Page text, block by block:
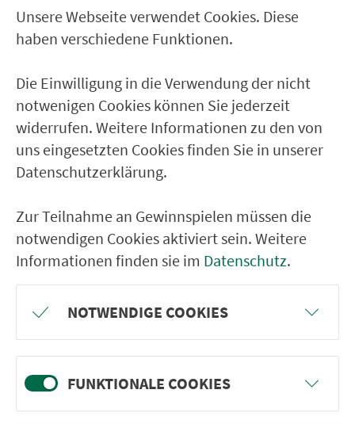
VGN-SOMMER 2026
Mach mit und gewinne einen von 1.000
Team-Plätzen für eine Abenteuer-Rallye!
weiter
Unsere Webseite verwendet Cookies. Diese
haben verschiedene Funktionen.
Die Einwilligung in die Verwendung der nicht
notwenigen Cookies können Sie jederzeit
widerrufen. Weitere Informationen zu den von
uns eingesetzten Cookies finden Sie in unserer
Datenschutzerklärung.
Zur Teilnahme an Gewinnspielen müssen die
notwendigen Cookies aktiviert sein. Weitere
Informationen finden sie im Datenschutz.
NOTWENDIGE COOKIES
FUNKTIONALE COOKIES